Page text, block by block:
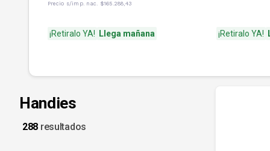
Precio s/imp. nac. $165.288,43
¡Retiralo YA! Llega mañana ¡Retiralo YA!
Handies
288 resultados